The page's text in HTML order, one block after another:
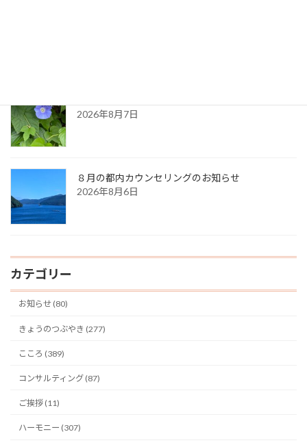
2026年8月7日
８月の都内カウンセリングのお知らせ
2026年8月6日
カテゴリー
お知らせ (80)
きょうのつぶやき (277)
こころ (389)
コンサルティング (87)
ご挨拶 (11)
ハーモニー (307)